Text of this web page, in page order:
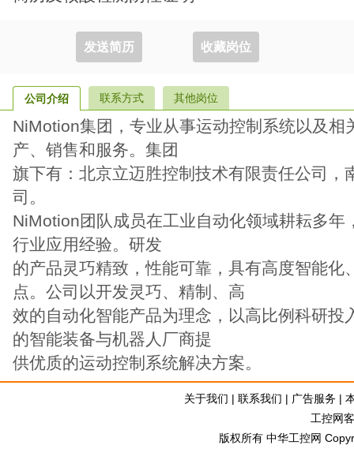
发送简历 收藏岗位
公司介绍 联系方式 其他岗位
NiMotion集团，专业从事运动控制系统以及相
产、销售和服务。集团
旗下有：北京立迈胜控制技术有限责任公司，
司。
NiMotion团队成员在工业自动化领域耕耘多年
行业应用经验。研发
的产品灵巧精致，性能可靠，具有高度智能化
点。公司以开发灵巧、精制、高
效的自动化智能产品为理念，以高比例科研投
的智能装备与机器人厂商提
供优质的运动控制系统解决方案。
关于我们 | 联系我们 | 广告服务 |
工控网
版权所有 中华工控网